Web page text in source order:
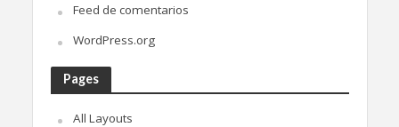
Feed de comentarios
WordPress.org
Pages
All Layouts